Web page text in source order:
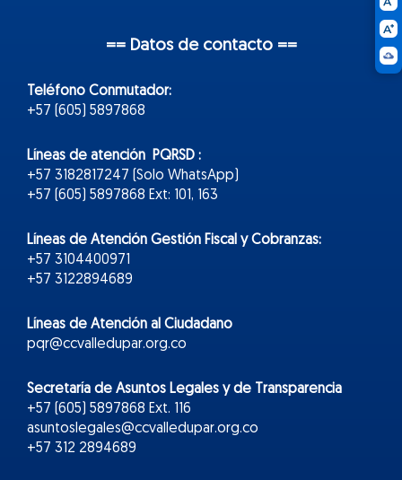
== Datos de contacto ==
Teléfono Conmutador:
+57 (605) 5897868
Líneas de atención PQRSD :
+57 3182817247 (Solo WhatsApp)
+57 (605) 5897868 Ext: 101, 163
Líneas de Atención Gestión Fiscal y Cobranzas:
+57 3104400971
+57 3122894689
Líneas de Atención al Ciudadano
pqr@ccvalledupar.org.co
Secretaría de Asuntos Legales y de Transparencia
+57 (605) 5897868 Ext. 116
asuntoslegales@ccvalledupar.org.co
+57 312 2894689